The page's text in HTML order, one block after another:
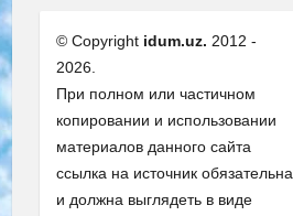
© Copyright idum.uz. 2012 -
2026.
При полном или частичном
копировании и использовании
материалов данного сайта
ссылка на источник обязательна
и должна выглядеть в виде